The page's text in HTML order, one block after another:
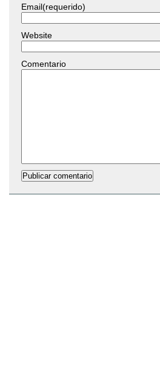
Email(requerido)
Website
Comentario